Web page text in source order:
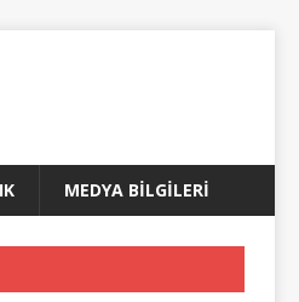
MEDYA BİLGİLERİ